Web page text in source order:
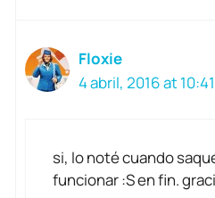
Floxie
4 abril, 2016 at
si, lo noté cuando
funcionar :S en fin.